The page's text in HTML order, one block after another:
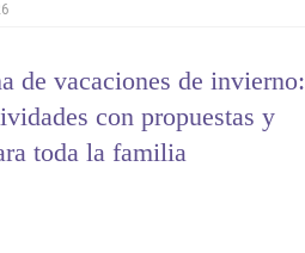
de vacaciones de invierno:
con propuestas y
toda la familia